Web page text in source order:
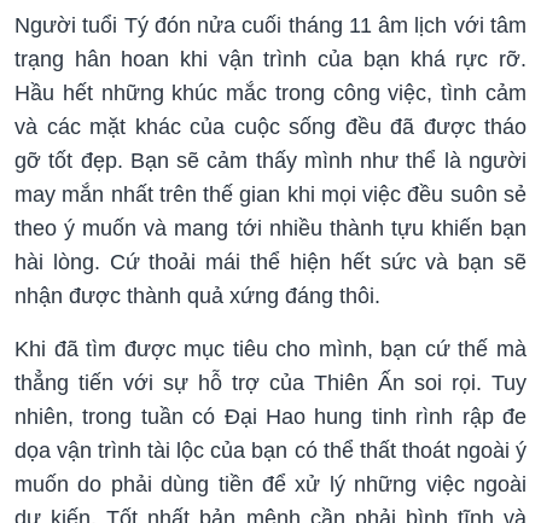
Người tuổi Tý đón nửa cuối tháng 11 âm lịch với tâm
trạng hân hoan khi vận trình của bạn khá rực rỡ.
Hầu hết những khúc mắc trong công việc, tình cảm
và các mặt khác của cuộc sống đều đã được tháo
gỡ tốt đẹp. Bạn sẽ cảm thấy mình như thể là người
may mắn nhất trên thế gian khi mọi việc đều suôn sẻ
theo ý muốn và mang tới nhiều thành tựu khiến bạn
hài lòng. Cứ thoải mái thể hiện hết sức và bạn sẽ
nhận được thành quả xứng đáng thôi.
Khi đã tìm được mục tiêu cho mình, bạn cứ thế mà
thẳng tiến với sự hỗ trợ của Thiên Ấn soi rọi. Tuy
nhiên, trong tuần có Đại Hao hung tinh rình rập đe
dọa vận trình tài lộc của bạn có thể thất thoát ngoài ý
muốn do phải dùng tiền để xử lý những việc ngoài
dự kiến. Tốt nhất bản mệnh cần phải bình tĩnh và